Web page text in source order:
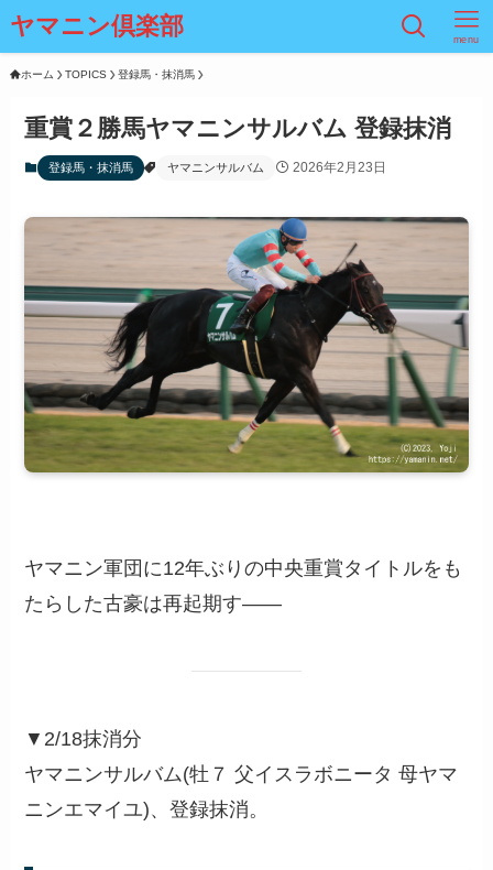
ヤマニン倶楽部 menu
ホーム TOPICS 登録馬・抹消馬
重賞２勝馬ヤマニンサルバム 登録抹消
登録馬・抹消馬 ヤマニンサルバム 2026年2月23日
ヤマニン軍団に12年ぶりの中央重賞タイトルをも
たらした古豪は再起期す――
▼2/18抹消分
ヤマニンサルバム(牡７ 父イスラボニータ 母ヤマ
ニンエマイユ)、登録抹消。